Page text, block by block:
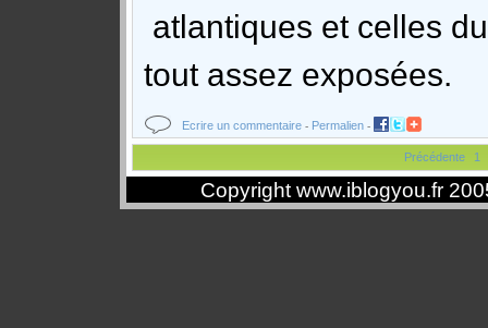
atlantiques et celles
tout assez exposées.
Ecrire un commentaire - Permalien -
Précédente 1
Copyright www.iblogyou.fr